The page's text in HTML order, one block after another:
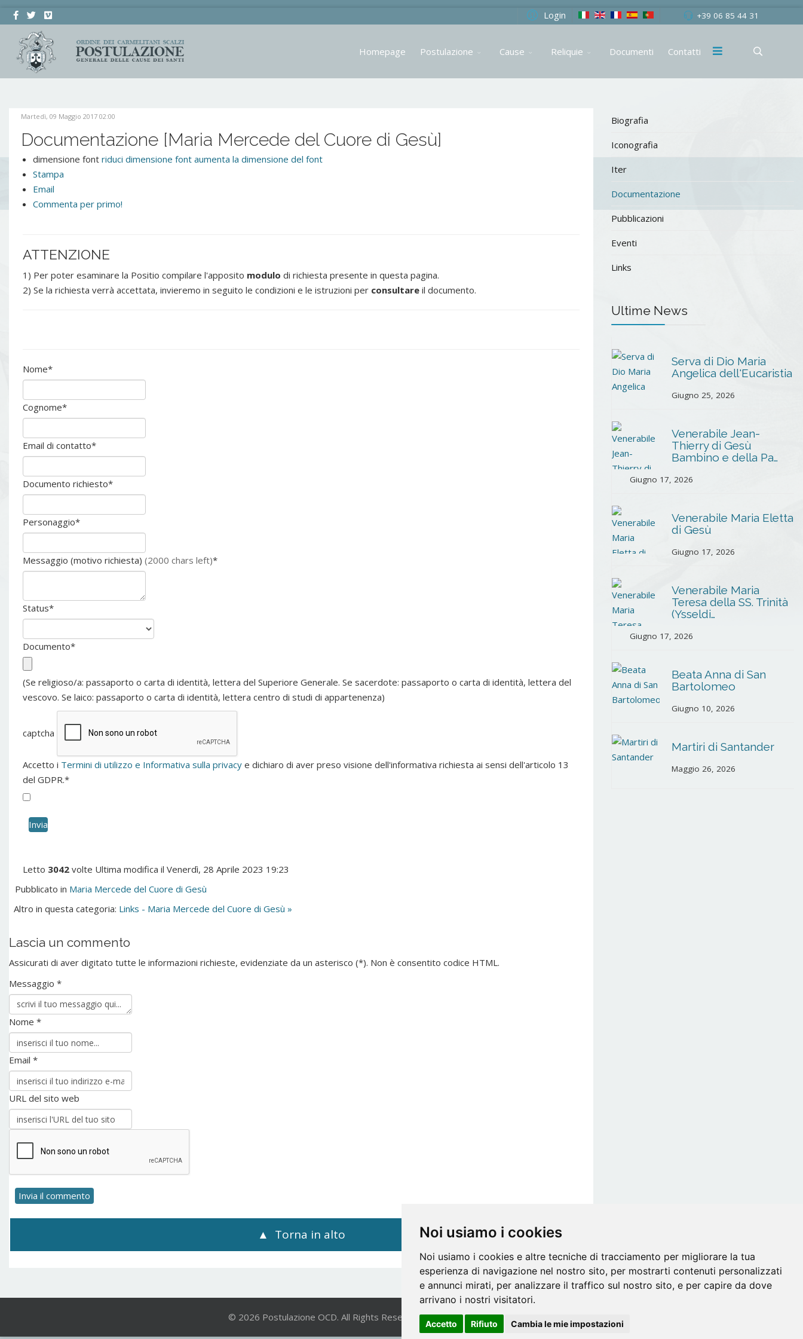
Noi usiamo i cookies
Noi usiamo i cookies e altre tecniche di tracciamento per migliorare la tua
esperienza di navigazione nel nostro sito, per mostrarti contenuti personalizzati
e annunci mirati, per analizzare il traffico sul nostro sito, e per capire da dove
arrivano i nostri visitatori.
Accetto Rifiuto Cambia le mie impostazioni
Login +39 06 85 44 31
Homepage Postulazione Cause Reliquie Documenti Contatti
Martedì, 09 Maggio 2017 02:00
Documentazione [Maria Mercede del Cuore di Gesù]
dimensione font riduci dimensione font aumenta la dimensione del font
Stampa
Email
Commenta per primo!
ATTENZIONE
1) Per poter esaminare la Positio compilare l'apposito modulo di richiesta presente in questa pagina.
2) Se la richiesta verrà accettata, invieremo in seguito le condizioni e le istruzioni per consultare il documento.
Nome*
Cognome*
Email di contatto*
Documento richiesto*
Personaggio*
Messaggio (motivo richiesta) (2000 chars left)*
Status*
Documento*
(Se religioso/a: passaporto o carta di identità, lettera del Superiore Generale. Se sacerdote: passaporto o carta di identità, lettera del
vescovo. Se laico: passaporto o carta di identità, lettera centro di studi di appartenenza)
captcha
Accetto i Termini di utilizzo e Informativa sulla privacy e dichiaro di aver preso visione dell'informativa richiesta ai sensi dell'articolo 13
del GDPR.*
Invia
Letto 3042 volte Ultima modifica il Venerdì, 28 Aprile 2023 19:23
Pubblicato in Maria Mercede del Cuore di Gesù
Altro in questa categoria: Links - Maria Mercede del Cuore di Gesù »
Lascia un commento
Assicurati di aver digitato tutte le informazioni richieste, evidenziate da un asterisco (*). Non è consentito codice HTML.
Messaggio *
Nome *
Email *
URL del sito web
Torna in alto
Biografia
Iconografia
Iter
Documentazione
Pubblicazioni
Eventi
Links
Ultime News
Serva di Dio Maria
Angelica dell'Eucaristia
Giugno 25, 2026
Venerabile Jean-
Thierry di Gesù
Bambino e della Pa…
Giugno 17, 2026
Venerabile Maria Eletta
di Gesù
Giugno 17, 2026
Venerabile Maria
Teresa della SS. Trinità
(Ysseldi…
Giugno 17, 2026
Beata Anna di San
Bartolomeo
Giugno 10, 2026
Martiri di Santander
Maggio 26, 2026
© 2026 Postulazione OCD. All Rights Reserved. | Powered byVICIS